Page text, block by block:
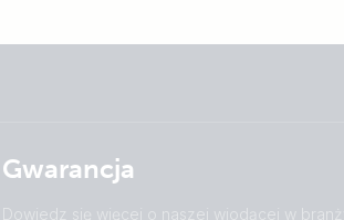
Gwarancja
Dowiedz się więcej o naszej wiodącej w branży